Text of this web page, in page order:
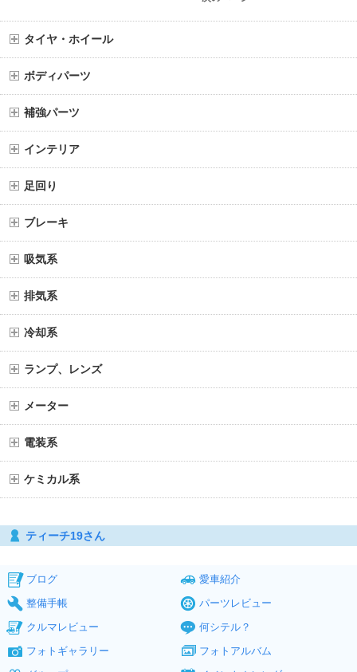
タイヤ・ホイール
ボディパーツ
補強パーツ
インテリア
足回り
ブレーキ
吸気系
排気系
冷却系
ランプ、レンズ
メーター
電装系
ケミカル系
ティーチ19さん
ブログ
愛車紹介
整備手帳
パーツレビュー
クルマレビュー
何シテル？
フォトギャラリー
フォトアルバム